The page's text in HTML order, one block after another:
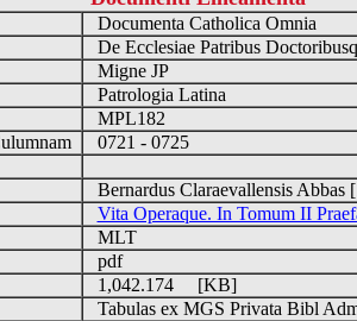
Documenta Catholica Omnia
De Ecclesiae Patribus
Migne JP
Patrologia Latina
MPL182
0721 - 0725
Bernardus Claraevallensis Abbas
Vita Operaque. In Tomum II
MLT
pdf
1,042.174 [KB]
Tabulas ex MGS Privata Bibl